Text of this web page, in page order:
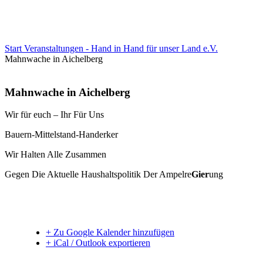
Start Veranstaltungen - Hand in Hand für unser Land e.V.
Mahnwache in Aichelberg
Mahnwache in Aichelberg
Wir für euch – Ihr Für Uns
Bauern-Mittelstand-Handerker
Wir Halten Alle Zusammen
Gegen Die Aktuelle Haushaltspolitik Der AmpelreGierung
+ Zu Google Kalender hinzufügen
+ iCal / Outlook exportieren